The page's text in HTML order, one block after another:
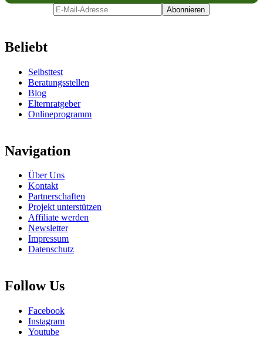
Beliebt
Selbsttest
Beratungsstellen
Blog
Elternratgeber
Onlineprogramm
Navigation
Über Uns
Kontakt
Partnerschaften
Projekt unterstützen
Affiliate werden
Newsletter
Impressum
Datenschutz
Follow Us
Facebook
Instagram
Youtube